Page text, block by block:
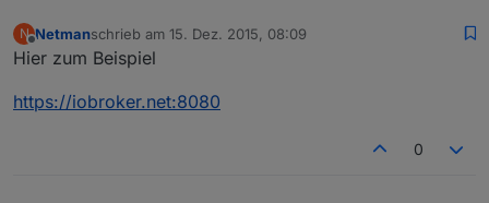
N Netmanschrieb am 15. Dez. 2015, 08:09
zuletzt editiert von
Hier zum Beispiel
https://iobroker.net:8080
0